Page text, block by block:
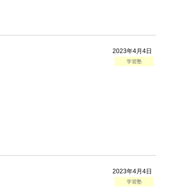
2023年4月4日
学習塾
2023年4月4日
学習塾